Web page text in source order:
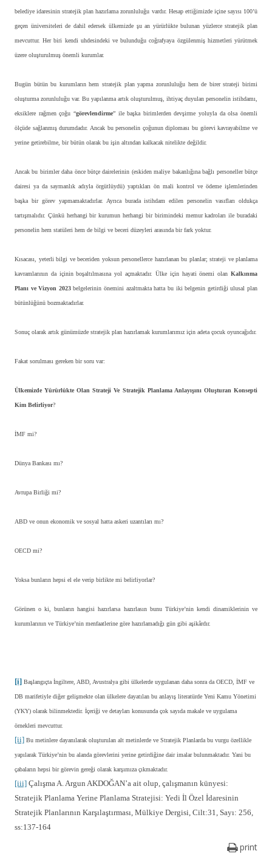
belediye idaresinin stratejik plan hazırlama zorunluluğu vardır. Hesap ettiğimizde içine sayısı 100’ü
geçen üniversiteleri de dahil edersek ülkemizde şu an yürürlükte bulunan yüzlerce stratejik plan
mevcuttur. Her biri kendi uhdesindeki ve bulunduğu coğrafyaya özgülenmiş hizmetleri yürütmek
üzere oluşturulmuş önemli kurumlar.
Bugün bütün bu kurumların hem stratejik plan yapma zorunluluğu hem de birer strateji birimi
oluşturma zorunluluğu var. Bu yapılanma artık oluşturulmuş, ihtiyaç duyulan personelin istihdamı,
eksiklere rağmen çoğu “görevlendirme” ile başka birimlerden devşirme yoluyla da olsa önemli
ölçüde sağlanmış durumdadır. Ancak bu personelin çoğunun diploması bu görevi kavrayabilme ve
yerine getirebilme, bir bütün olarak bu işin altından kalkacak nitelikte değildir.
Ancak bu birimler daha önce bütçe dairelerinin (eskiden maliye bakanlığına bağlı personeller bütçe
dairesi ya da saymanlık adıyla örgütlüydü) yaptıkları ön mali kontrol ve ödeme işlemlerinden
başka bir görev yapmamaktadırlar. Ayrıca burada istihdam edilen personelin vasıfları oldukça
tartışmalıdır. Çünkü herhangi bir kurumun herhangi bir birimindeki memur kadroları ile buradaki
personelin hem statüleri hem de bilgi ve beceri düzeyleri arasında bir fark yoktur.
Kısacası, yeterli bilgi ve beceriden yoksun personellerce hazırlanan bu planlar; strateji ve planlama
kavramlarının da içinin boşaltılmasına yol açmaktadır. Ülke için hayati önemi olan Kalkınma
Planı ve Vizyon 2023belgelerinin önemini azaltmakta hatta bu iki belgenin getirdiği ulusal plan
bütünlüğünü bozmaktadırlar.
Sonuç olarak artık günümüzde stratejik plan hazırlamak kurumlarımız için adeta çocuk oyuncağıdır.
Fakat sorulması gereken bir soru var:
Ülkemizde Yürürlükte Olan Strateji Ve Stratejik Planlama Anlayışını Oluşturan Konsepti
Kim Belirliyor?
İMF mi?
Dünya Bankası mı?
Avrupa Birliği mi?
ABD ve onun ekonomik ve sosyal hatta askeri uzantıları mı?
OECD mi?
Yoksa bunların hepsi el ele verip birlikte mi belirliyorlar?
Görünen o ki, bunların hangisi hazırlarsa hazırlasın bunu Türkiye’nin kendi dinamiklerinin ve
kurumlarının ve Türkiye’nin menfaatlerine göre hazırlamadığı gün gibi aşikârdır.
[i] Başlangıçta İngiltere, ABD, Avustralya gibi ülkelerde uygulanan daha sonra da OECD, İMF ve
DB marifetiyle diğer gelişmekte olan ülkelere dayatılan bu anlayış literatürde Yeni Kamu Yönetimi
(YKY) olarak bilinmektedir. İçeriği ve detayları konusunda çok sayıda makale ve uygulama
örnekleri mevcuttur.
[ii] Bu metinlere dayanılarak oluşturulan alt metinlerde ve Stratejik Planlarda bu vurgu özellikle
yapılarak Türkiye’nin bu alanda görevlerini yerine getirdiğine dair imalar bulunmaktadır. Yani bu
çabaların hepsi bir görevin gereği olarak karşımıza çıkmaktadır.
[iii] Çalışma A. Argun AKDOĞAN’a ait olup, çalışmanın künyesi:
Stratejik Planlama Yerine Planlama Stratejisi: Yedi İl Özel İdaresinin
Stratejik Planlarının Karşılaştırması, Mülkiye Dergisi, Cilt:31, Sayı: 256,
ss:137-164
print